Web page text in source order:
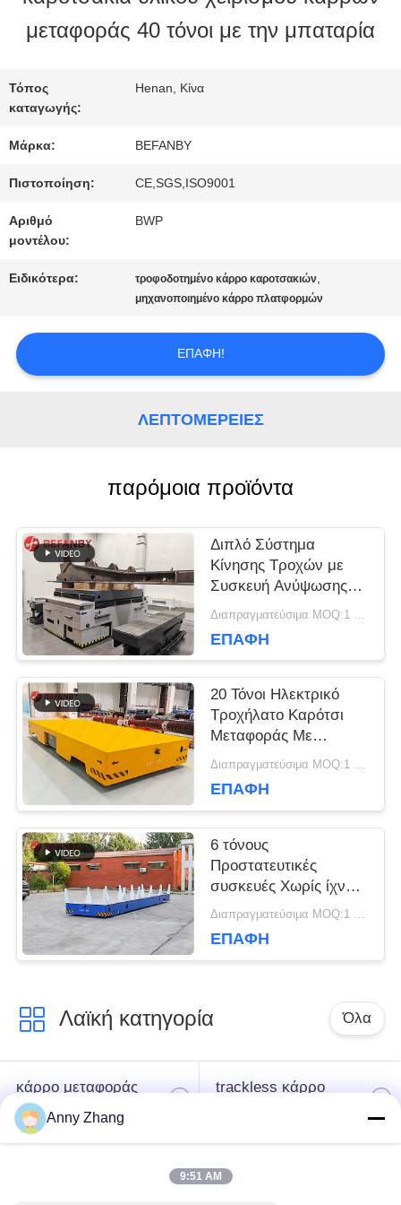
ΠΟΙΟΤΙΚΌΣ
ΈΛΕΓΧΟΣ
ΜΑΣ
ΕΛΆΤΕ
ΣΕ
ΕΠΑΦΉ
ΕΙΔΉΣΕΙΣ
ΑΠΌΣΠΑΣΜΑ
SITEMAP
PRIVACY
POLICY
μεταφοράς 40 τόνοι με την μπαταρία
Τόπος
καταγωγής:
Henan, Κίνα
Μάρκα: BEFANBY
Πιστοποίηση: CE,SGS,ISO9001
Αριθμό
μοντέλου:
BWP
Ειδικότερα: τροφοδοτημένο κάρρο καροτσακιών,
μηχανοποιημένο κάρρο πλατφορμών
ΕΠΑΦΉ!
ΛΕΠΤΟΜΈΡΕΙΕΣ
παρόμοια προϊόντα
Διπλό Σύστημα
Κίνησης Τροχών με
Συσκευή Ανύψωσης
για Οχήματα
Ράγες σε Εργοστάσια
Διαπραγματεύσιμα MOQ:1 σύνολο/σύνολα
ΕΠΑΦΉ
20 Τόνοι Ηλεκτρικό
Τροχήλατο Καρότσι
Μεταφοράς Με
Μαγνητική Πλοήγηση Διαπραγματεύσιμα MOQ:1 σύνολο/σύνολα
ΕΠΑΦΉ
6 τόνους
Προστατευτικές
συσκευές Χωρίς ίχνη
καρότσι μεταφοράς
Διαπραγματεύσιμα MOQ:1 σύνολο/σύνολα
ΕΠΑΦΉ
Λαϊκή κατηγορία Όλα
κάρρο μεταφοράς
μπαταριών
trackless κάρρο
καθοδηγημένο όχημα
Anny Zhang
9:51 AM